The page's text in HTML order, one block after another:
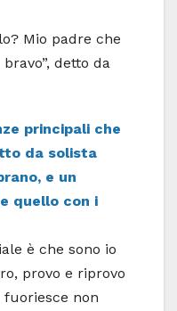
Mio padre che
detto da
principali che
da solista
e un
quello con i
è che sono io
provo e riprovo
non